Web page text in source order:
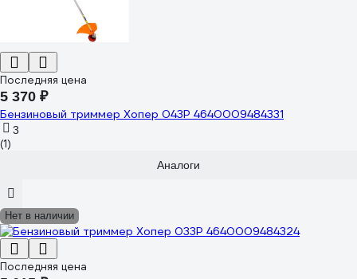
Последняя цена
5 370 ₽
Бензиновый триммер Хопер 043Р 4640009484331
3
(1)
Аналоги
Нет в наличии
Последняя цена